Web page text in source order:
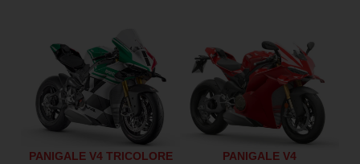
PANIGALE V4 TRICOLORE PANIGALE V4